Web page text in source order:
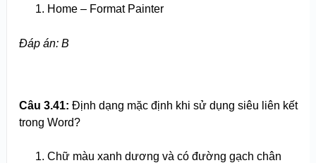
Home – Format Painter
Đáp án: B
Câu 3.41: Định dạng mặc định khi sử dụng siêu liên kết
trong Word?
Chữ màu xanh dương và có đường gạch chân